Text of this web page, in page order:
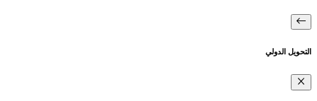
التحويل الدولي